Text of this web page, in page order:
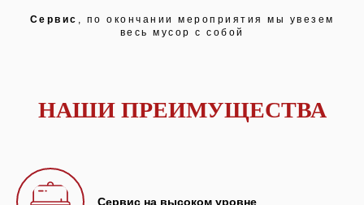
Сервис , по окончании мероприятия мы увезем
весь мусор с собой
НАШИ ПРЕИМУЩЕСТВА
Сервис на высоком уровне